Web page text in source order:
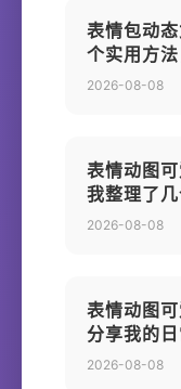
表情包动
个实用方
2026-08-08
表情动图
我整理了
2026-08-08
表情动图
分享我的
2026-08-08